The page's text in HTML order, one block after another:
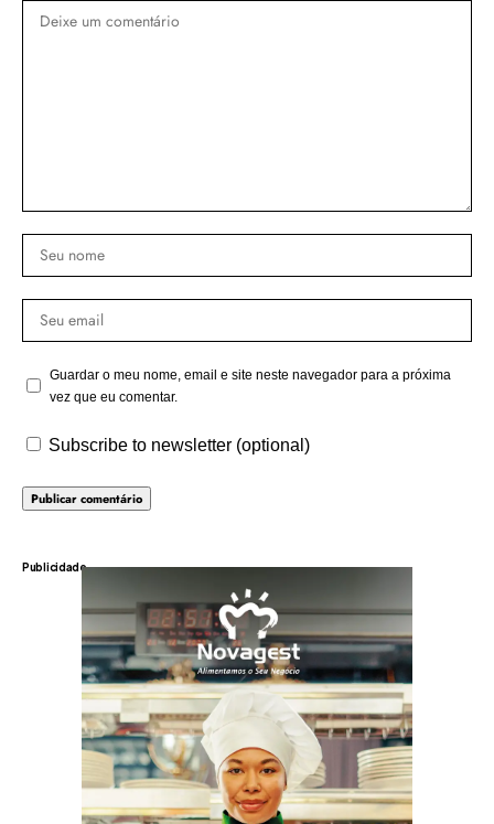
Publicidade
Guardar o meu nome, email e site neste navegador para a próxima
vez que eu comentar.
Subscribe to newsletter (optional)